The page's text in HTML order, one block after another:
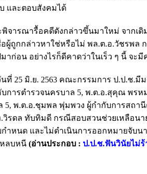
และตอบสังคมได้
จารณารื้อคดีดังกล่าวขึ้นมาใหม่ จากเ
ผู้ถูกกล่าวหาใช่หรือไม่ พล.ต.อ.วัชรพล
าก่อน อย่างไรก็ดีคาดว่าในเร็ว ๆ นี้ จะ
ที่ 25 มิ.ย. 2563 คณะกรรมการ ป.ป.ช.
บการตำรวจนครบาล 5, พ.ต.อ.สุคุณ พร
5, พ.ต.อ.ชุมพล พุ่มพวง ผู้กำกับการสถ
รดล ทับทิมดี กรณีสอบสวนช่วยเหลือน
ำหนด และไม่ดำเนินการออกหมายจับ
ลบหนี (อ่านประกอบ : ป.ป.ช.ฟันวินัยไม่ร้